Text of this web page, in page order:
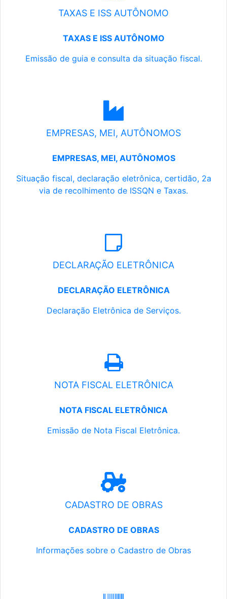
TAXAS E ISS AUTÔNOMO
TAXAS E ISS AUTÔNOMO
Emissão de guia e consulta da situação fiscal.
EMPRESAS, MEI, AUTÔNOMOS
EMPRESAS, MEI, AUTÔNOMOS
Situação fiscal, declaração eletrônica, certidão, 2a
via de recolhimento de ISSQN e Taxas.
DECLARAÇÃO ELETRÔNICA
DECLARAÇÃO ELETRÔNICA
Declaração Eletrônica de Serviços.
NOTA FISCAL ELETRÔNICA
NOTA FISCAL ELETRÔNICA
Emissão de Nota Fiscal Eletrônica.
CADASTRO DE OBRAS
CADASTRO DE OBRAS
Informações sobre o Cadastro de Obras